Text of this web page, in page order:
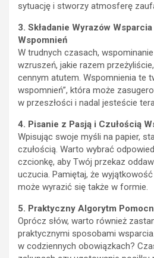
sytuację i stworzy atmosferę
3. Składanie Wyrazów
Wspomnień
W trudnych czasach,
wzruszeń, jakie razem
cennym atutem. Wspomnienia te
wspomnień”, która może
w przeszłości i nadal jesteście
4. Pisanie z Pasją i Czułością
Wpisując swoje myśli na papier,
czułością. Warto wybrać
czcionkę, aby Twój przekaz
uczucia. Pamiętaj, że
może wyrazić się także w formie.
5. Praktyczny Algorytm
Oprócz słów, warto również
praktycznymi sposobami
w codziennych obowiązkach?